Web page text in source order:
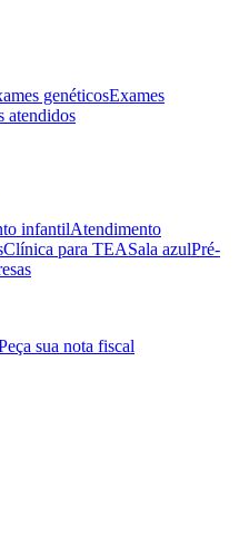
genéticosExames
atendidos
infantilAtendimento
Clínica para TEASala azulPré-
sua nota fiscal